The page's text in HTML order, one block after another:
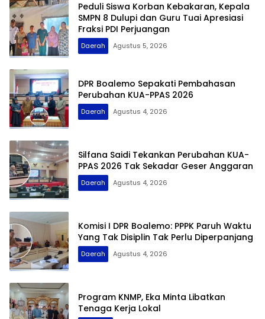
Peduli Siswa Korban Kebakaran, Kepala
SMPN 8 Dulupi dan Guru Tuai Apresiasi
Fraksi PDI Perjuangan
Daerah Agustus 5, 2026
DPR Boalemo Sepakati Pembahasan
Perubahan KUA-PPAS 2026
Daerah Agustus 4, 2026
Silfana Saidi Tekankan Perubahan KUA-
PPAS 2026 Tak Sekadar Geser Anggaran
Daerah Agustus 4, 2026
Komisi I DPR Boalemo: PPPK Paruh Waktu
Yang Tak Disiplin Tak Perlu Diperpanjang
Daerah Agustus 4, 2026
Program KNMP, Eka Minta Libatkan
Tenaga Kerja Lokal